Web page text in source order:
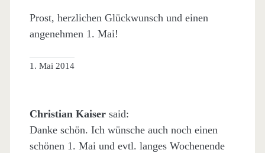
Prost, herzlichen Glückwunsch und einen
angenehmen 1. Mai!
1. Mai 2014
Christian Kaiser said:
Danke schön. Ich wünsche auch noch einen
schönen 1. Mai und evtl. langes Wochenende